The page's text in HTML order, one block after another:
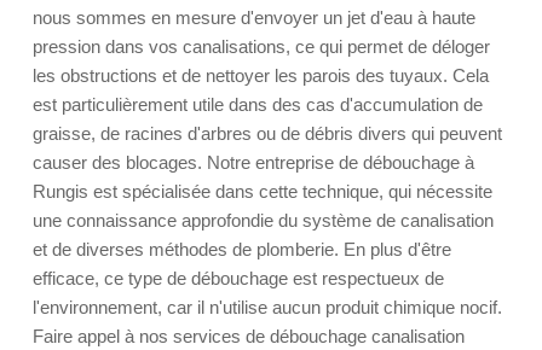
nous sommes en mesure d'envoyer un jet d'eau à haute
pression dans vos canalisations, ce qui permet de déloger
les obstructions et de nettoyer les parois des tuyaux. Cela
est particulièrement utile dans des cas d'accumulation de
graisse, de racines d'arbres ou de débris divers qui peuvent
causer des blocages. Notre entreprise de débouchage à
Rungis est spécialisée dans cette technique, qui nécessite
une connaissance approfondie du système de canalisation
et de diverses méthodes de plomberie. En plus d'être
efficace, ce type de débouchage est respectueux de
l'environnement, car il n'utilise aucun produit chimique nocif.
Faire appel à nos services de débouchage canalisation